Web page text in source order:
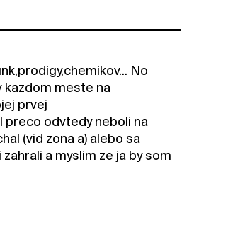
No
kazdom meste na
prvej
odvtedy neboli na
(vid zona a) alebo sa
a myslim ze ja by som